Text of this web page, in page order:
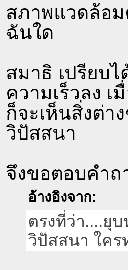
สภาพแวดล้อ
ฉันใด
สมาธิ เปรียบ
ความเร็วลง
ก็จะเห็นสิ่งต่า
วิปัสสนา
จึงขอตอบคำ
อ้างอิงจาก:
ตรงที่ว่า....ยุ
วิปัสสนา ใคร